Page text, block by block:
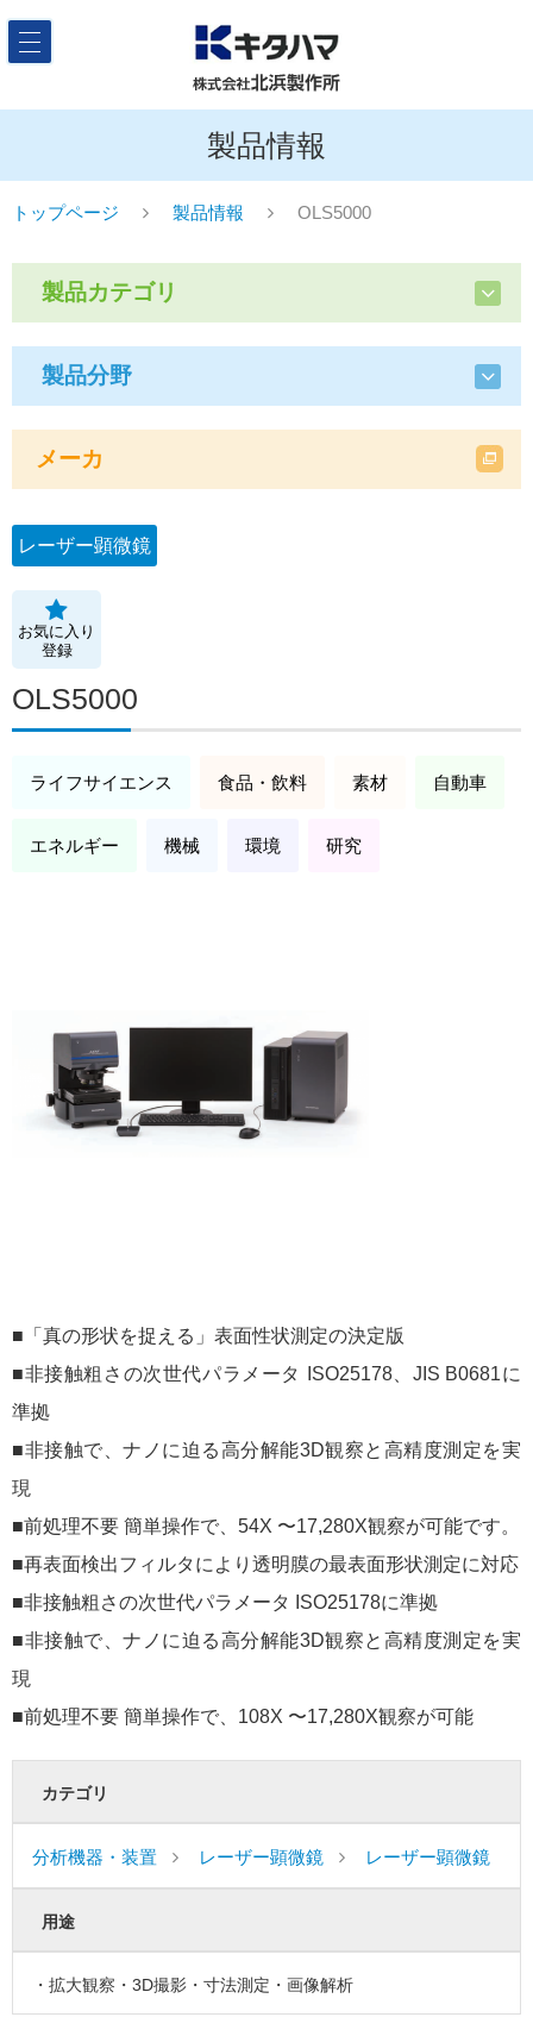
製品情報
トップページ 製品情報 OLS5000
製品カテゴリ
製品分野
メーカ
レーザー顕微鏡
お気に入り
登録
OLS5000
ライフサイエンス 食品・飲料 素材 自動車
エネルギー 機械 環境 研究
■「真の形状を捉える」表面性状測定の決定版
■非接触粗さの次世代パラメータ ISO25178、JIS B0681に
準拠
■非接触で、ナノに迫る高分解能3D観察と高精度測定を実
現
■前処理不要 簡単操作で、54X 〜17,280X観察が可能です。
■再表面検出フィルタにより透明膜の最表面形状測定に対応
■非接触粗さの次世代パラメータ ISO25178に準拠
■非接触で、ナノに迫る高分解能3D観察と高精度測定を実
現
■前処理不要 簡単操作で、108X 〜17,280X観察が可能
カテゴリ
分析機器・装置 レーザー顕微鏡 レーザー顕微鏡
用途
・拡大観察・3D撮影・寸法測定・画像解析